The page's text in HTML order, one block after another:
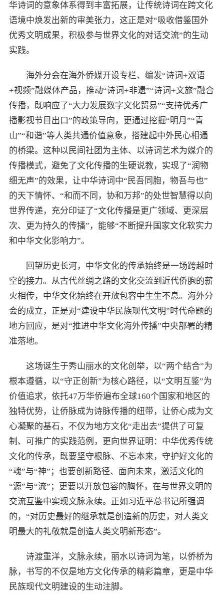
华诗词的意象体系得到丰富拓展，让传统诗词在跨文化
语境中焕发出新的审美张力，这正是对“吸收借鉴国外
优秀文明成果，积极参与世界文化的对话交流”的生动
实践。
海外分会在海外侨媒开设专栏、编发“诗词+双语
+视频”融媒体产品，推动“诗词+非遗”“诗词+文旅”融合
传播，既响应了“大力发展数字文化贸易”“支持优秀广
播影视节目出口”的政策导向，更通过挖掘“明月”“青
山”“和谐”等人类共通价值意象，搭建起中外民心相通
的桥梁。这种以民间社团为主体、以诗词艺术为媒介的
传播模式，避免了文化传播的生硬说教，实现了“润物
细无声”的效果，让中华诗词中“民吾同胞，物吾与也”
的天下情怀、“和而不同，协和万邦”的处世智慧得以向
世界传递，充分印证了“文化传播是更广领域、更深层
次、更为持久的传播”，能够“不断提升国家文化软实力
和中华文化影响力”。
回望历史长河，中华文化的传承始终是一场跨越时
空的接力。从古代丝绸之路的文化交流到近代侨胞的薪
火相传，中华文化始终在开放包容中生生不息。海外分
会的成立，正是对“建设中华民族现代文明”时代命题的
地方回应，是对“推进中华文化海外传播”中央部署的精
准落地。
这场诞生于秀山丽水的文化创举，以“两个结合”为
根本遵循，以“守正创新”为核心路径，以“文明互鉴”为
价值追求，依托47万华侨遍布全球160个国家和地区的
独特优势，让侨脉成为诗脉传播的纽带，让侨心成为文
心凝聚的基石，不仅为地方文化“走出去”提供了可复
制、可推广的实践范例，更向世界证明：中华优秀传统
文化的传承，既要坚守根脉、不忘本来，守护好文化的
“魂”与“神”；也要创新路径、面向未来，激活文化的
“源”与“流”；更要以开放包容的胸怀，在与世界文明的
交流互鉴中实现文脉永续。正如习近平总书记所强调
的，“对历史最好的继承就是创造新的历史，对人类文
明最大的礼敬就是创造人类文明新形态”。
诗渡重洋，文脉永续，丽水以诗词为笔，以侨桥为
脉，书写的不仅是地方文化传承的精彩篇章，更是中华
民族现代文明建设的生动注脚。